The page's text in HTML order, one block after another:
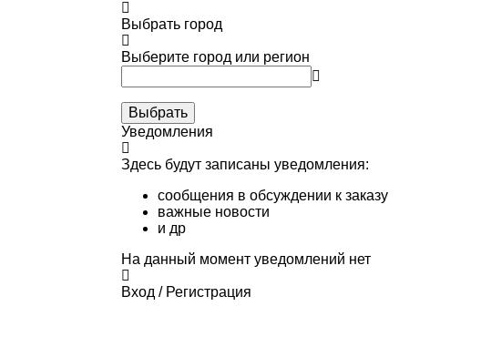
Выбрать город
Выберите город или регион
Выбрать
Уведомления
Здесь будут записаны уведомления:
сообщения в обсуждении к заказу
важные новости
и др
На данный момент уведомлений нет
Вход / Регистрация